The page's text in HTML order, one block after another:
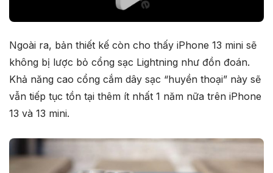
Ngoài ra, bản thiết kế còn cho thấy iPhone 13 mini sẽ
không bị lược bỏ cổng sạc Lightning như đồn đoán.
Khả năng cao cổng cắm dây sạc “huyền thoại” này sẽ
vẫn tiếp tục tồn tại thêm ít nhất 1 năm nữa trên iPhone
13 và 13 mini.